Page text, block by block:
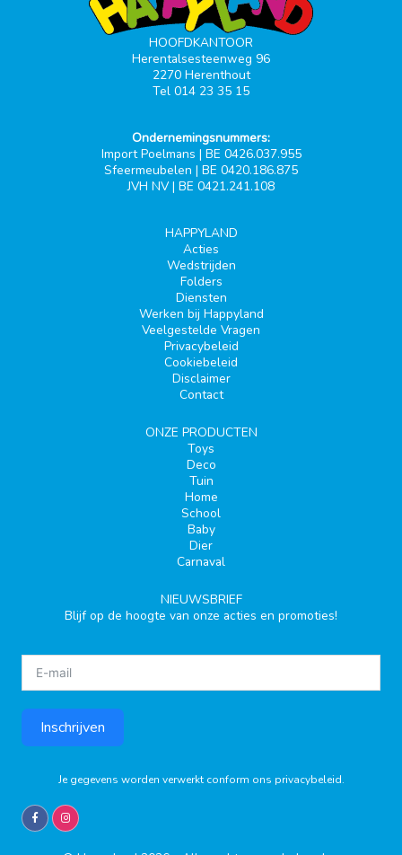
HOOFDKANTOOR
Herentalsesteenweg 96
2270 Herenthout
Tel 014 23 35 15
Ondernemingsnummers:
Import Poelmans | BE 0426.037.955
Sfeermeubelen | BE 0420.186.875
JVH NV | BE 0421.241.108
HAPPYLAND
Acties
Wedstrijden
Folders
Diensten
Werken bij Happyland
Veelgestelde Vragen
Privacybeleid
Cookiebeleid
Disclaimer
Contact
ONZE PRODUCTEN
Toys
Deco
Tuin
Home
School
Baby
Dier
Carnaval
NIEUWSBRIEF
Blijf op de hoogte van onze acties en promoties!
Inschrijven
Je gegevens worden verwerkt conform ons privacybeleid.